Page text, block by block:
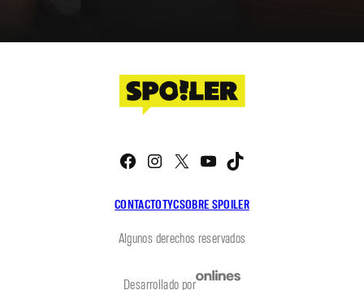
CONTACTOTYCSOBRE SPOILER
Facebook
Instagram
X YouTube
Algunos derechos reservados
Desarrollado por